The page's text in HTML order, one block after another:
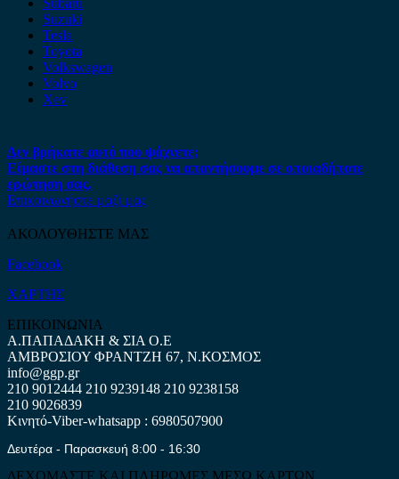
Suzuki
Tesla
Toyota
Volkswagen
Volvo
Xev
Δεν βρήκατε αυτό που ψάχνετε;
Είμαστε στη διάθεση σας να απαντήσουμε σε οποιαδήποτε
ερώτηση σας.
Επικοινωνήστε μαζί μας
ΑΚΟΛΟΥΘΗΣΤΕ ΜΑΣ
Facebook
ΧΑΡΤΗΣ
ΕΠΙΚΟΙΝΩΝΙΑ
Α.ΠΑΠΑΔΑΚΗ & ΣΙΑ Ο.Ε
ΑΜΒΡΟΣΙΟΥ ΦΡΑΝΤΖΗ 67, Ν.ΚΟΣΜΟΣ
info@ggp.gr
210 9012444 210 9239148 210 9238158
210 9026839
Κινητό-Viber-whatsapp : 6980507900
Δευτέρα - Παρασκευή 8:00 - 16:30
ΔΕΧΟΜΑΣΤΕ ΚΑΙ ΠΛΗΡΩΜΕΣ ΜΕΣΩ ΚΑΡΤΩΝ